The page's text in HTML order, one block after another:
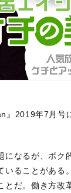
』2019年7月号
になるが、ボク
いることがある
とだ。働き方改